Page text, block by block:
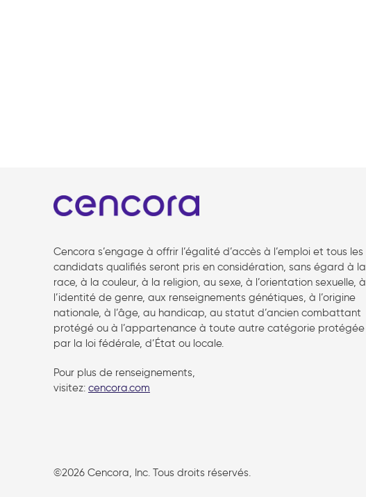
Cencora s’engage à offrir l’égalité d’accès à l’emploi et tous les
candidats qualifiés seront pris en considération, sans égard à la
race, à la couleur, à la religion, au sexe, à l’orientation sexuelle, à
l’identité de genre, aux renseignements génétiques, à l’origine
nationale, à l’âge, au handicap, au statut d’ancien combattant
protégé ou à l’appartenance à toute autre catégorie protégée
par la loi fédérale, d’État ou locale.
Pour plus de renseignements,
visitez: cencora.com
©2026 Cencora, Inc. Tous droits réservés.